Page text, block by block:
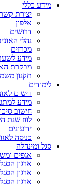
מידע כללי
יצירת
אלפון
דרושים
נהלי
מכרזים
מידע
מבקרת
תקנון
לימודים
רישום
מידע
חישוב
לוח שנת
ידיעונים
כניסה
סגל ומינהלה
אגפים
ארגון
ארגון
ארגון